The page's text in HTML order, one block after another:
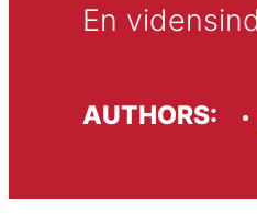
En
AUTHORS: